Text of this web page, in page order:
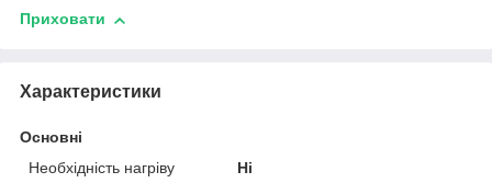
Приховати
Характеристики
Основні
Необхідність нагріву
Ні